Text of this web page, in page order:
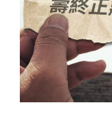
反華推手起底
美西霸凌內幕
美西極權主義
真相直擊
屈穎妍專欄
朱庭萱專欄
莫綺琪專欄
黃萬成專欄
醫院口岸爆炸案
屠龍小隊案
黎智英案審訊
支聯會案
生活
吃喝玩指南
休閒好介紹
親子
關於我們
人才招聘
投稿熱線
搜索
繁體中文